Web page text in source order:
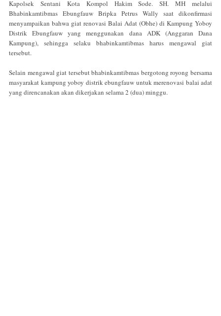
Kapolsek Sentani Kota Kompol Hakim Sode. SH. MH melalui
Bhabinkamtibmas Ebungfauw Bripka Petrus Wally saat dikonfirmasi
menyampaikan bahwa giat renovasi Balai Adat (Obhe) di Kampung Yoboy
Distrik Ebungfauw yang menggunakan dana ADK (Anggaran Dana
Kampung), sehingga selaku bhabinkamtibmas harus mengawal giat
tersebut.
Selain mengawal giat tersebut bhabinkamtibmas bergotong royong bersama
masyarakat kampung yoboy distrik ebungfauw untuk merenovasi balai adat
yang direncanakan akan dikerjakan selama 2 (dua) minggu.